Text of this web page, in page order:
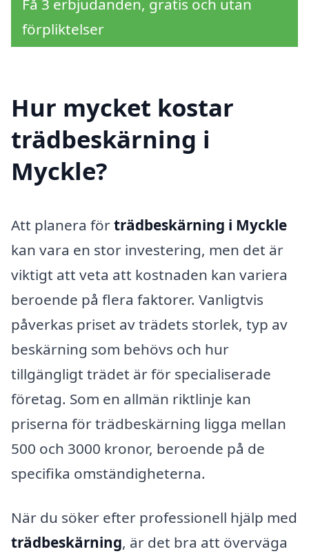
Få 3 erbjudanden, gratis och utan
förpliktelser
Hur mycket kostar
trädbeskärning i
Myckle?
Att planera förträdbeskärning i Myckle
kan vara en stor investering, men det är
viktigt att veta att kostnaden kan variera
beroende på flera faktorer. Vanligtvis
påverkas priset av trädets storlek, typ av
beskärning som behövs och hur
tillgängligt trädet är för specialiserade
företag. Som en allmän riktlinje kan
priserna för trädbeskärning ligga mellan
500 och 3000 kronor, beroende på de
specifika omständigheterna.
När du söker efter professionell hjälp med
trädbeskärning, är det bra att överväga